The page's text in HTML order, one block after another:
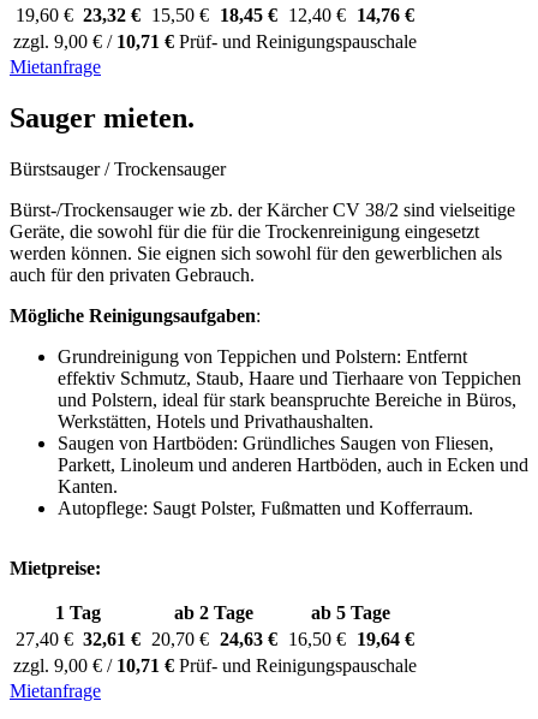
19,60 € 23,32 € 15,50 € 18,45 € 12,40 €
14,76 €
zzgl. 9,00 € / 10,71 € Prüf- und Reinigungspauschale
Mietanfrage
Sauger mieten.
Bürstsauger / Trockensauger
Bürst-/Trockensauger wie zb. der Kärcher CV 38/2 sind vielseitige
Geräte, die sowohl für die für die Trockenreinigung eingesetzt
werden können. Sie eignen sich sowohl für den gewerblichen als
auch für den privaten Gebrauch.
Mögliche Reinigungsaufgaben:
Grundreinigung von Teppichen und Polstern: Entfernt
effektiv Schmutz, Staub, Haare und Tierhaare von Teppichen
und Polstern, ideal für stark beanspruchte Bereiche in Büros,
Werkstätten, Hotels und Privathaushalten.
Saugen von Hartböden: Gründliches Saugen von Fliesen,
Parkett, Linoleum und anderen Hartböden, auch in Ecken und
Kanten.
Autopflege: Saugt Polster, Fußmatten und Kofferraum.
Mietpreise:
1 Tag ab 2 Tage
ab 5 Tage
27,40 € 32,61 € 20,70 € 24,63 € 16,50 €
19,64 €
zzgl. 9,00 € / 10,71 € Prüf- und Reinigungspauschale
Mietanfrage